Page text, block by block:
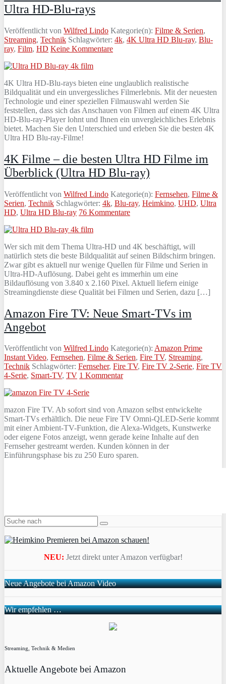
Ultra HD-Blu-rays
Veröffentlicht von Wilfred Lindo Kategorie(n): Filme & Serien,
Streaming, Technik Schlagwörter: 4k, 4K Ultra HD Blu-ray, Blu-
ray, Film, HD Keine Kommentare
4K Ultra HD-Blu-rays bieten eine unglaublich realistische
Bildqualität und ein unvergessliches Filmerlebnis. Mit der neuesten
Technologie und einer speziellen Filmauswahl werden Sie
feststellen, dass sich das Anschauen von Filmen auf einem 4K Ultra
HD-Blu-ray-Player lohnt und Ihnen ein unvergleichliches Erlebnis
bietet. Machen Sie den Unterschied und erleben Sie die besten 4K
Ultra HD Blu-ray-Filme!
4K Filme – die besten Ultra HD Filme im
Überblick (Ultra HD Blu-ray)
Veröffentlicht von Wilfred Lindo Kategorie(n): Fernsehen, Filme &
Serien, Technik Schlagwörter: 4k, Blu-ray, Heimkino, UHD, Ultra
HD, Ultra HD Blu-ray 76 Kommentare
Wer sich mit dem Thema Ultra-HD und 4K beschäftigt, will
natürlich stets die beste Bildqualität auf seinen Bildschirm bringen.
Zwar gibt es aktuell nur wenige Quellen für Filme und Serien in
Ultra-HD-Auflösung. Dabei geht es immerhin um eine
Bildauflösung von 3.840 x 2.160 Pixel. Aktuell liefern einige
Streamingdienste diese Qualität bei Filmen und Serien, dazu […]
Amazon Fire TV: Neue Smart-TVs im
Angebot
Veröffentlicht von Wilfred Lindo Kategorie(n): Amazon Prime
Instant Video, Fernsehen, Filme & Serien, Fire TV, Streaming,
Technik Schlagwörter: Fernseher, Fire TV, Fire TV 2-Serie, Fire TV
4-Serie, Smart-TV, TV 1 Kommentar
mazon Fire TV. Ab sofort sind von Amazon selbst entwickelte
Smart-TVs erhältlich. Die neue Fire TV Omni-QLED-Serie kommt
mit einer Ambient-TV-Funktion, die Alexa-Widgets, Kunstwerke
oder eigene Fotos anzeigt, wenn gerade keine Inhalte auf den
Fernseher gestreamt werden. Kunden können in der
Einführungsphase bis zu 250 Euro sparen.
NEU: Jetzt direkt unter Amazon verfügbar!
Neue Angebote bei Amazon Video
Wir empfehlen …
Streaming, Technik & Medien
Aktuelle Angebote bei Amazon